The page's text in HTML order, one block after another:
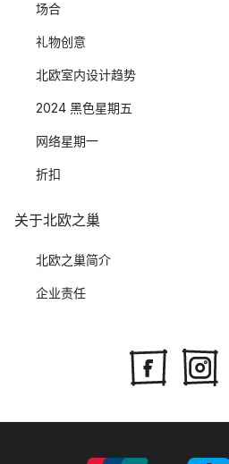
场合
礼物创意
北欧室内设计趋势
2024 黑色星期五
网络星期一
折扣
关于北欧之巢
北欧之巢简介
企业责任